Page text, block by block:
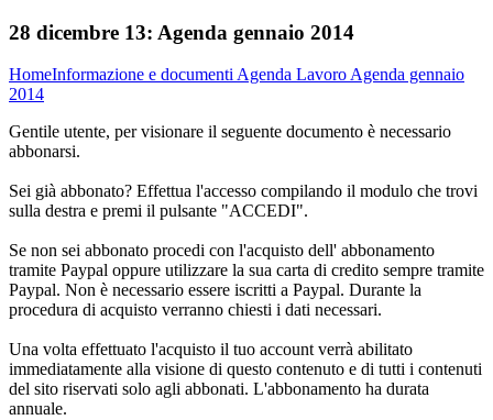
28 dicembre 13: Agenda gennaio 2014
HomeInformazione e documentiAgenda LavoroAgenda gennaio
2014
Gentile utente, per visionare il seguente documento è necessario
abbonarsi.
Sei già abbonato? Effettua l'accesso compilando il modulo che trovi
sulla destra e premi il pulsante "ACCEDI".
Se non sei abbonato procedi con l'acquisto dell' abbonamento
tramite Paypal oppure utilizzare la sua carta di credito sempre tramite
Paypal. Non è necessario essere iscritti a Paypal. Durante la
procedura di acquisto verranno chiesti i dati necessari.
Una volta effettuato l'acquisto il tuo account verrà abilitato
immediatamente alla visione di questo contenuto e di tutti i contenuti
del sito riservati solo agli abbonati. L'abbonamento ha durata
annuale.